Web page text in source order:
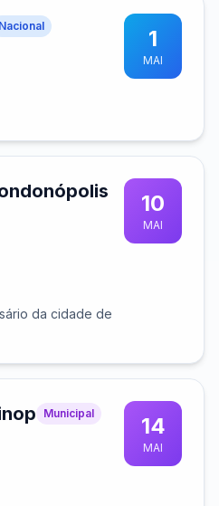
Nacional 1
MAI
da cidade de
10
MAI
Municipal 14
MAI